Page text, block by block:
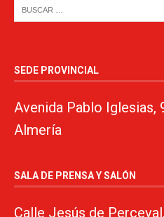
SEDE PROVINCIAL
Avenida Pablo Iglesias,
Almería
SALA DE PRENSA Y SALÓN
Calle Jesús de